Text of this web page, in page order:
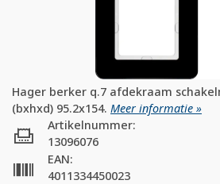
Hager berker q.7 afdekraam
(bxhxd) 95.2x154. Meer informatie »
Artikelnummer:
13096076
EAN:
4011334450023